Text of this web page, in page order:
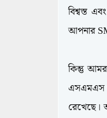
বিশ্বস্ত
আপনার
কিন্তু
এসএমএস
রেখেছে।